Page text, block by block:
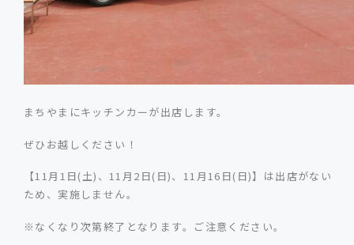
まちやまにキッチンカーが出店します。
ぜひお越しください！
【11月1日(土)、11月2日(日)、11月16日(日)】は出店がない
ため、実施しません。
※なくなり次第終了となります。ご注意ください。